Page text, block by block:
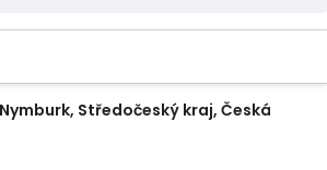
Středočeský kraj, Česká